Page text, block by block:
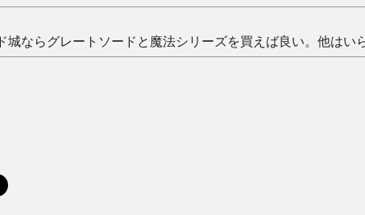
ならグレートソードと魔法シリーズを買えば良い。他はいら